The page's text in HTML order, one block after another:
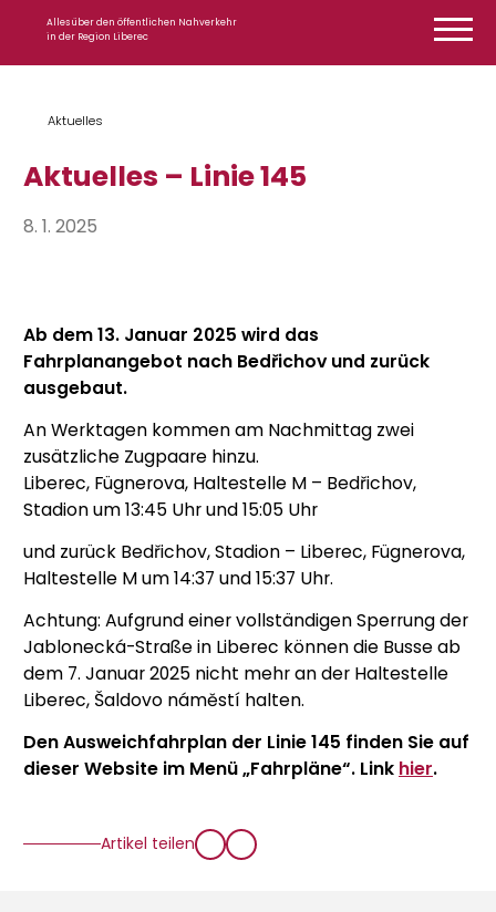
Alles über den öffentlichen Nahverkehr
in der Region Liberec
Aktuelles
Aktuelles – Linie 145
8. 1. 2025
Ab dem 13. Januar 2025 wird das
Fahrplanangebot nach Bedřichov und zurück
ausgebaut.
An Werktagen kommen am Nachmittag zwei
zusätzliche Zugpaare hinzu.
Liberec, Fügnerova, Haltestelle M – Bedřichov,
Stadion um 13:45 Uhr und 15:05 Uhr
und zurück Bedřichov, Stadion – Liberec, Fügnerova,
Haltestelle M um 14:37 und 15:37 Uhr.
Achtung: Aufgrund einer vollständigen Sperrung der
Jablonecká-Straße in Liberec können die Busse ab
dem 7. Januar 2025 nicht mehr an der Haltestelle
Liberec, Šaldovo náměstí halten.
Den Ausweichfahrplan der Linie 145 finden Sie auf
dieser Website im Menü „Fahrpläne“. Link hier.
Artikel teilen